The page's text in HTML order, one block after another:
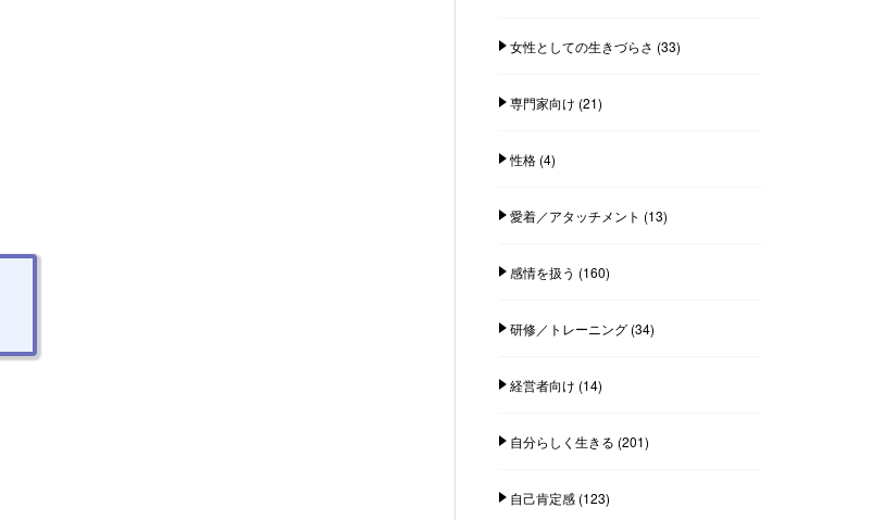
女性としての生きづらさ (33)
専門家向け (21)
性格(4)
愛着／アタッチメント (13)
感情を扱う (160)
研修／トレーニング(34)
経営者向け (14)
自分らしく生きる (201)
自己肯定感(123)